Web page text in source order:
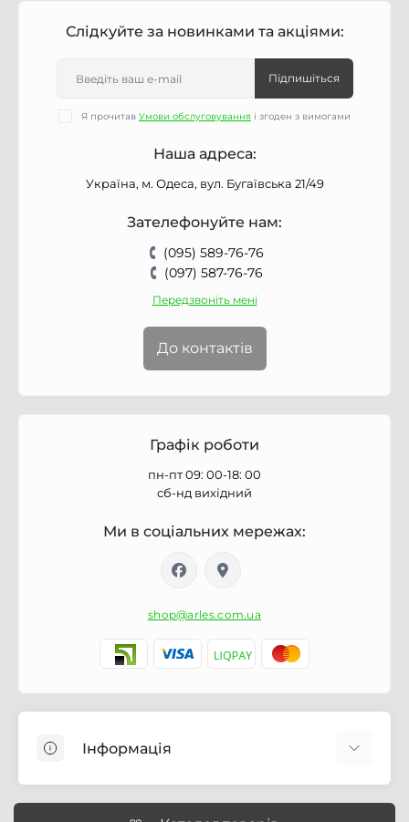
Слідкуйте за новинками та акціями:
Підпишіться
Я прочитав Умови обслуговування і згоден з вимогами
Наша адреса:
Україна, м. Одеса, вул. Бугаївська 21/49
Зателефонуйте нам:
(095) 589-76-76
(097) 587-76-76
Передзвоніть мені
До контактів
Графік роботи
пн-пт 09: 00-18: 00
сб-нд вихідний
Ми в соціальних мережах:
shop@arles.com.ua
Інформація